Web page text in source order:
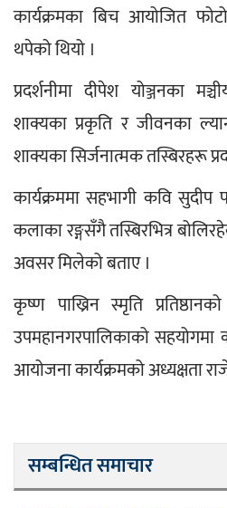
कार्यक्रमका बिच आयोजित
थपेको थियो ।
प्रदर्शनीमा दीपेश योञ्जनका
शाक्यका प्रकृति र जीवनका
शाक्यका सिर्जनात्मक तस्बिरहरू
कार्यक्रममा सहभागी कवि सुदीप
कलाका रङ्गसँगै तस्बिरभित्र
अवसर मिलेको बताए ।
कृष्ण पाख्रिन स्मृति
उपमहानगरपालिकाको
आयोजना कार्यक्रमको अध्यक्षता
सम्बन्धित समाचार